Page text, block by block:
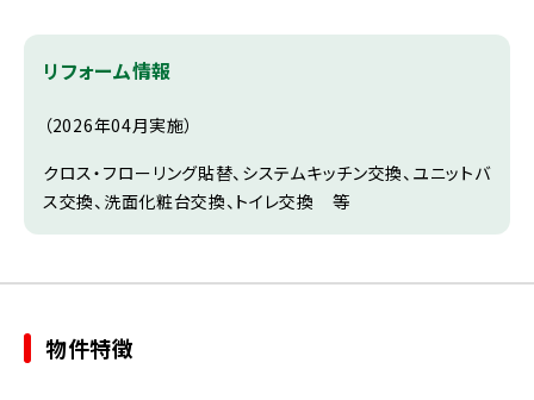
リフォーム情報
（2026年04月実施）
クロス・フローリング貼替、システムキッチン交換、ユニットバ
ス交換、洗面化粧台交換、トイレ交換 等
物件特徴